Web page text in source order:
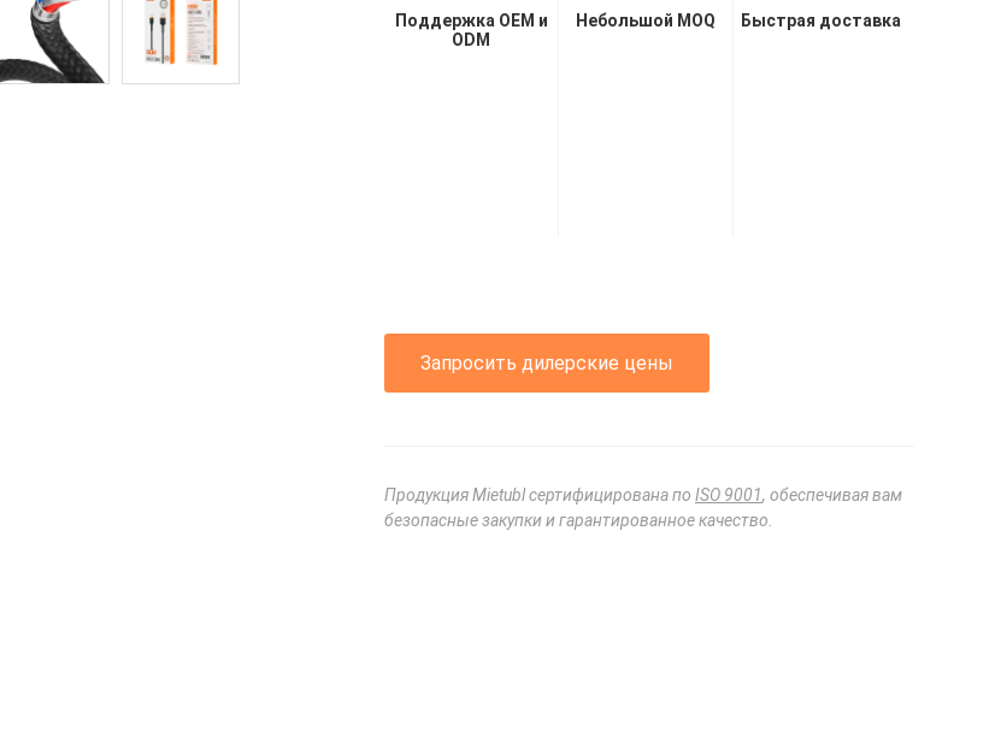
Поддержка OEM и
ODM
Небольшой MOQ Быстрая доставка
Запросить дилерские цены
Продукция Mietubl сертифицирована по ISO 9001, обеспечивая вам
безопасные закупки и гарантированное качество.